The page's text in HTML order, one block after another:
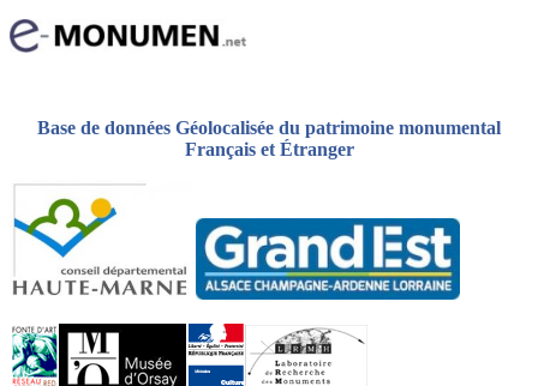
Base de données Géolocalisée du patrimoine monumental
Français et Étranger